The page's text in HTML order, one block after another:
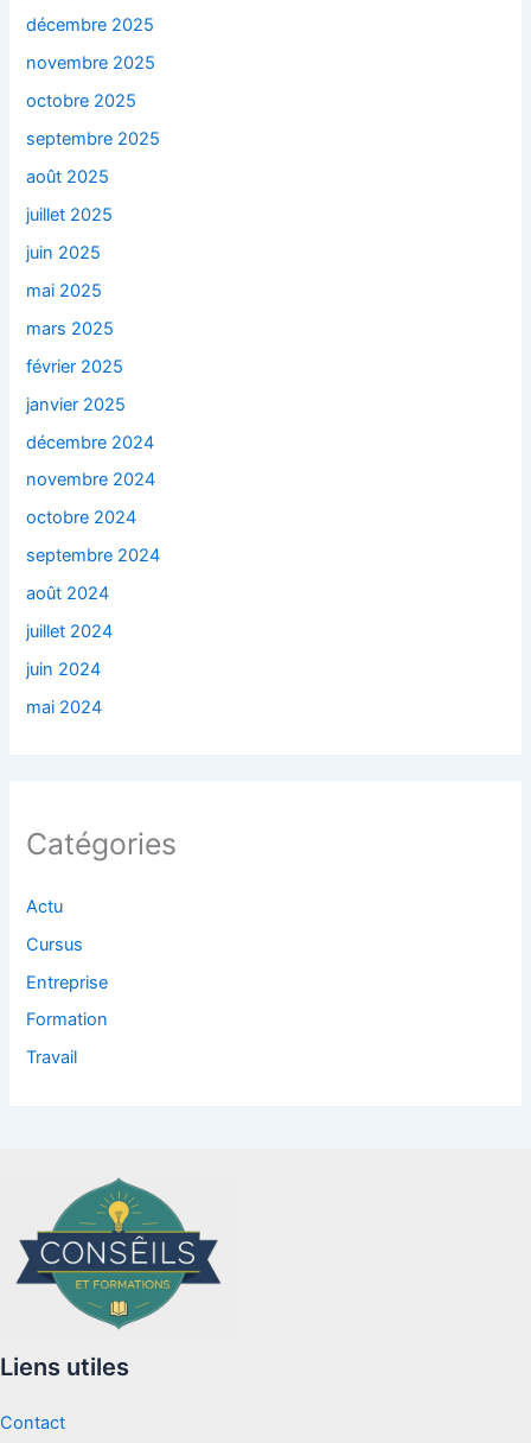
décembre 2025
novembre 2025
octobre 2025
septembre 2025
août 2025
juillet 2025
juin 2025
mai 2025
mars 2025
février 2025
janvier 2025
décembre 2024
novembre 2024
octobre 2024
septembre 2024
août 2024
juillet 2024
juin 2024
mai 2024
Catégories
Actu
Cursus
Entreprise
Formation
Travail
Liens utiles
Contact